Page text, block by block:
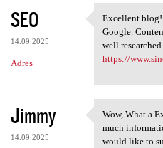
SEO
14.09.2025
Adres
Excellent
Excellent
Google.
well
https://
Jimmy
14.09.2025
Wow, What
Wow, What a
much
would like to